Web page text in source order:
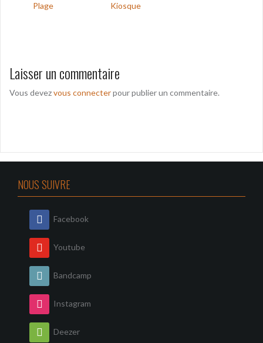
Plage
Kiosque
Laisser un commentaire
Vous devezvous connecterpour publier un commentaire.
NOUS SUIVRE
Facebook
Youtube
Bandcamp
Instagram
Deezer